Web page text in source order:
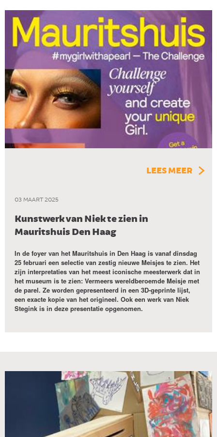
03 MAART 2025
Kunstwerk van Niek te zien in
Mauritshuis Den Haag
In de foyer van het Mauritshuis in Den Haag is vanaf dinsdag
25 februari een selectie van zestig nieuwe Meisjes te zien. Het
zijn interpretaties van het meest iconische meesterwerk dat in
het museum is te zien: Vermeers wereldberoemde Meisje met
de parel. Ze worden gepresenteerd in een 3D-geprinte lijst,
een exacte kopie van het origineel. Ook een werk van Niek
Stegink is in deze presentatie opgenomen.
LEES MEER